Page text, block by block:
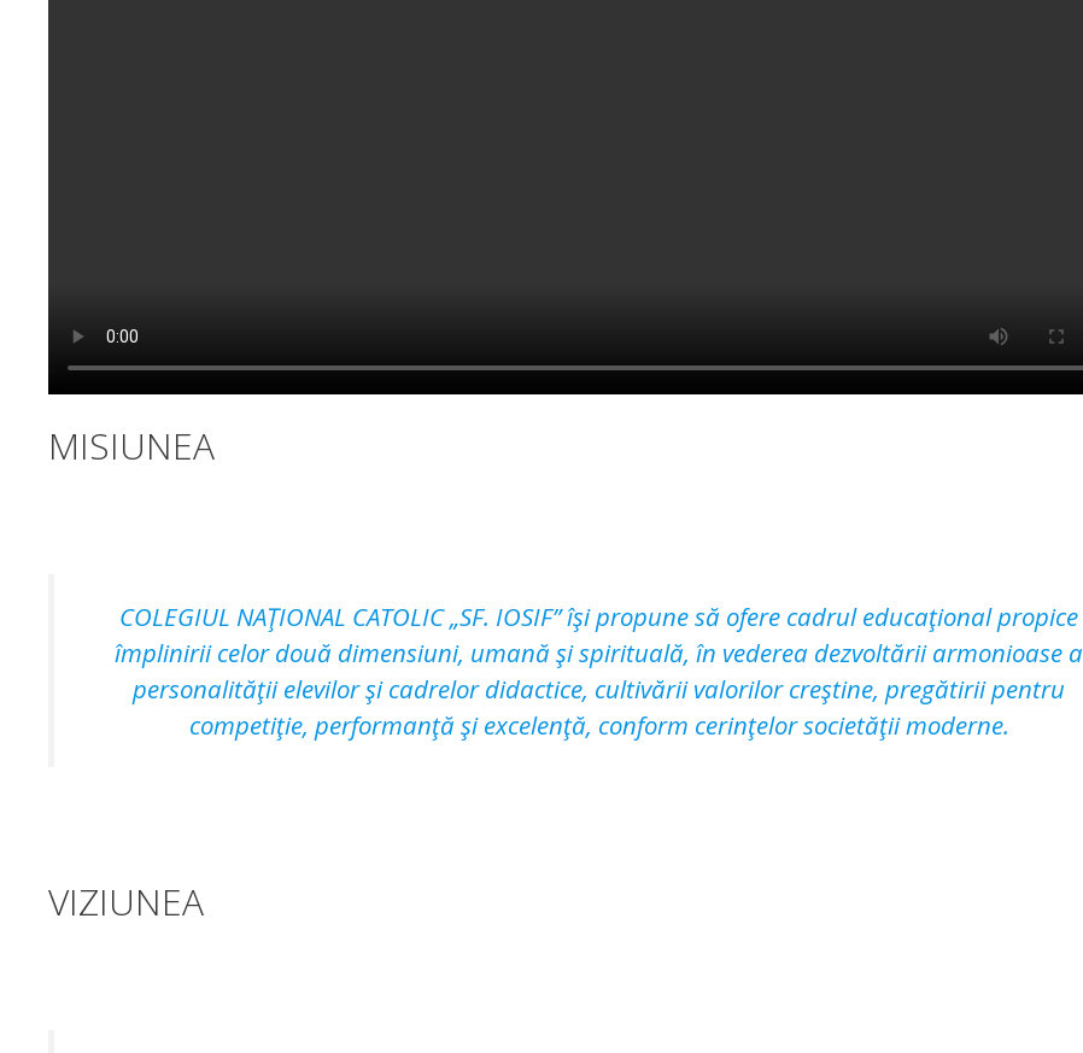
MISIUNEA
COLEGIUL NAŢIONAL CATOLIC „SF. IOSIF” îşi propune să ofere cadrul educaţional propice
împlinirii celor două dimensiuni, umană şi spirituală, în vederea dezvoltării armonioase a
personalităţii elevilor şi cadrelor didactice, cultivării valorilor creştine, pregătirii pentru
competiţie, performanţă şi excelenţă, conform cerinţelor societăţii moderne.
VIZIUNEA